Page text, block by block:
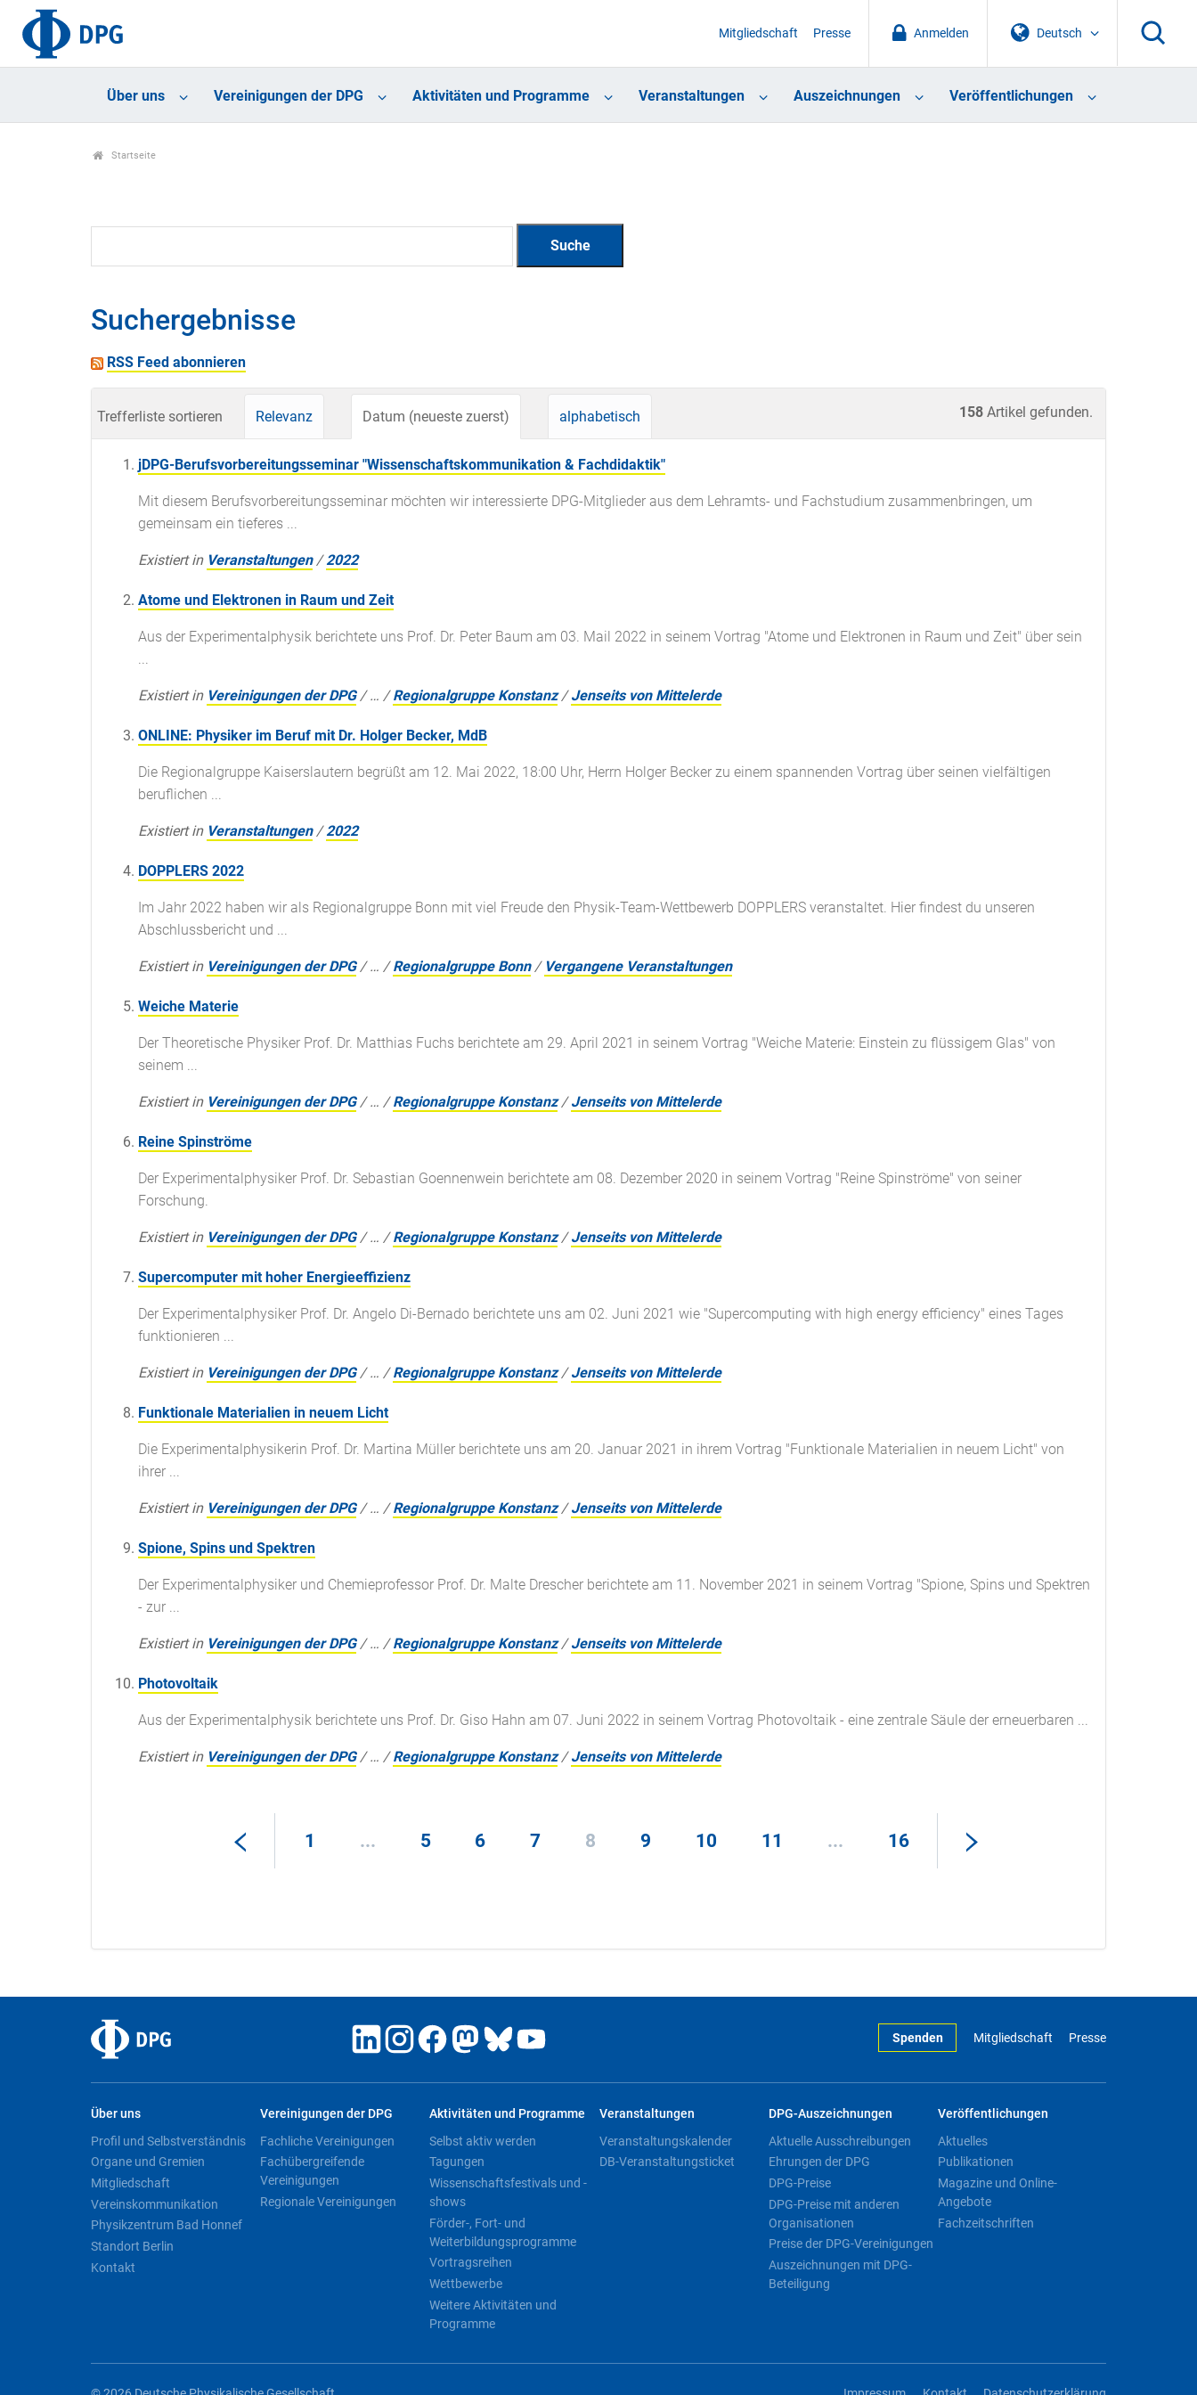
Deutsch
Anmelden
Mitgliedschaft Presse
Über uns Vereinigungen der DPG Aktivitäten und Programme Veranstaltungen Auszeichnungen Veröffentlichungen
Startseite
Suchergebnisse
RSS Feed abonnieren
158 Artikel gefunden.
Trefferliste sortieren Relevanz Datum (neueste zuerst) alphabetisch
jDPG-Berufsvorbereitungsseminar "Wissenschaftskommunikation & Fachdidaktik"
Mit diesem Berufsvorbereitungsseminar möchten wir interessierte DPG-Mitglieder aus dem Lehramts- und Fachstudium zusammenbringen, um
gemeinsam ein tieferes ...
Existiert in Veranstaltungen /2022
Atome und Elektronen in Raum und Zeit
Aus der Experimentalphysik berichtete uns Prof. Dr. Peter Baum am 03. Mail 2022 in seinem Vortrag "Atome und Elektronen in Raum und Zeit" über sein
...
Existiert in Vereinigungen der DPG /… /Regionalgruppe Konstanz /Jenseits von Mittelerde
ONLINE: Physiker im Beruf mit Dr. Holger Becker, MdB
Die Regionalgruppe Kaiserslautern begrüßt am 12. Mai 2022, 18:00 Uhr, Herrn Holger Becker zu einem spannenden Vortrag über seinen vielfältigen
beruflichen ...
Existiert in Veranstaltungen /2022
DOPPLERS 2022
Im Jahr 2022 haben wir als Regionalgruppe Bonn mit viel Freude den Physik-Team-Wettbewerb DOPPLERS veranstaltet. Hier findest du unseren
Abschlussbericht und ...
Existiert in Vereinigungen der DPG /… /Regionalgruppe Bonn / Vergangene Veranstaltungen
Weiche Materie
Der Theoretische Physiker Prof. Dr. Matthias Fuchs berichtete am 29. April 2021 in seinem Vortrag "Weiche Materie: Einstein zu flüssigem Glas" von
seinem ...
Existiert in Vereinigungen der DPG /… /Regionalgruppe Konstanz /Jenseits von Mittelerde
Reine Spinströme
Der Experimentalphysiker Prof. Dr. Sebastian Goennenwein berichtete am 08. Dezember 2020 in seinem Vortrag "Reine Spinströme" von seiner
Forschung.
Existiert in Vereinigungen der DPG /… /Regionalgruppe Konstanz /Jenseits von Mittelerde
Supercomputer mit hoher Energieeffizienz
Der Experimentalphysiker Prof. Dr. Angelo Di-Bernado berichtete uns am 02. Juni 2021 wie "Supercomputing with high energy efficiency" eines Tages
funktionieren ...
Existiert in Vereinigungen der DPG /… /Regionalgruppe Konstanz /Jenseits von Mittelerde
Funktionale Materialien in neuem Licht
Die Experimentalphysikerin Prof. Dr. Martina Müller berichtete uns am 20. Januar 2021 in ihrem Vortrag "Funktionale Materialien in neuem Licht" von
ihrer ...
Existiert in Vereinigungen der DPG /… /Regionalgruppe Konstanz /Jenseits von Mittelerde
Spione, Spins und Spektren
Der Experimentalphysiker und Chemieprofessor Prof. Dr. Malte Drescher berichtete am 11. November 2021 in seinem Vortrag "Spione, Spins und Spektren
- zur ...
Existiert in Vereinigungen der DPG /… /Regionalgruppe Konstanz /Jenseits von Mittelerde
Photovoltaik
Aus der Experimentalphysik berichtete uns Prof. Dr. Giso Hahn am 07. Juni 2022 in seinem Vortrag Photovoltaik - eine zentrale Säule der erneuerbaren ...
Existiert in Vereinigungen der DPG /… /Regionalgruppe Konstanz /Jenseits von Mittelerde
1 ... 5 6 7 8 9 10 11 ... 16
Spenden Mitgliedschaft Presse
Über uns
Profil und Selbstverständnis
Organe und Gremien
Mitgliedschaft
Vereinskommunikation
Physikzentrum Bad Honnef
Standort Berlin
Kontakt
Vereinigungen der DPG
Fachliche Vereinigungen
Fachübergreifende
Vereinigungen
Regionale Vereinigungen
Aktivitäten und Programme
Selbst aktiv werden
Tagungen
Wissenschaftsfestivals und -
shows
Förder-, Fort- und
Weiterbildungsprogramme
Vortragsreihen
Wettbewerbe
Weitere Aktivitäten und
Programme
Veranstaltungen
Veranstaltungskalender
DB-Veranstaltungsticket
DPG-Auszeichnungen
Aktuelle Ausschreibungen
Ehrungen der DPG
DPG-Preise
DPG-Preise mit anderen
Organisationen
Preise der DPG-Vereinigungen
Auszeichnungen mit DPG-
Beteiligung
Veröffentlichungen
Aktuelles
Publikationen
Magazine und Online-
Angebote
Fachzeitschriften